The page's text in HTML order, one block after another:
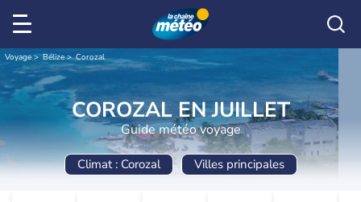
Voyage Bélize Corozal
COROZAL EN JUILLET
Guide météo voyage
Climat : Corozal Villes principales